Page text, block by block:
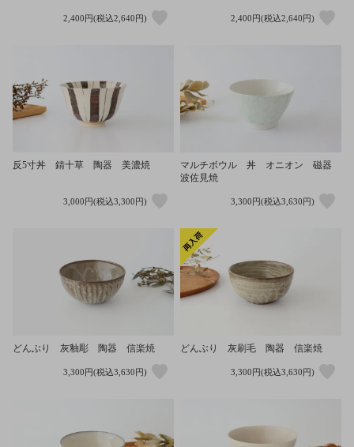
2,400円(税込2,640円) 2,400円(税込2,640円)
反5寸丼 錆十草 陶器 美濃焼
3,000円(税込3,300円)
マルチボウル 丼 オニオン 磁器
波佐見焼
3,300円(税込3,630円)
どんぶり 灰釉彫 陶器 信楽焼
3,300円(税込3,630円)
どんぶり 灰刷毛 陶器 信楽焼
3,300円(税込3,630円)